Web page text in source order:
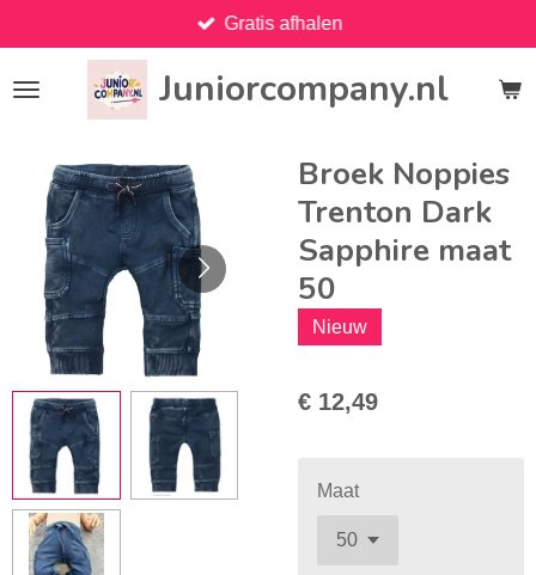
direct
naar
Juniorcompany.nl
Gratis afhalen
Broek Noppies
Trenton Dark
Sapphire maat
50
Nieuw
€ 12,49
Maat